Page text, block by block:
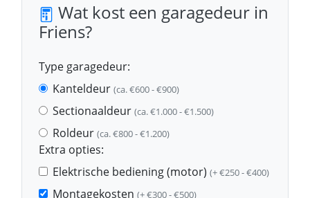
Wat kost een garagedeur in
Friens?
Type garagedeur:
Kanteldeur (ca. €600 - €900)
Sectionaaldeur (ca. €1.000 - €1.500)
Roldeur (ca. €800 - €1.200)
Extra opties:
Elektrische bediening (motor) (+ €250 - €400)
Montagekosten (+ €300 - €500)